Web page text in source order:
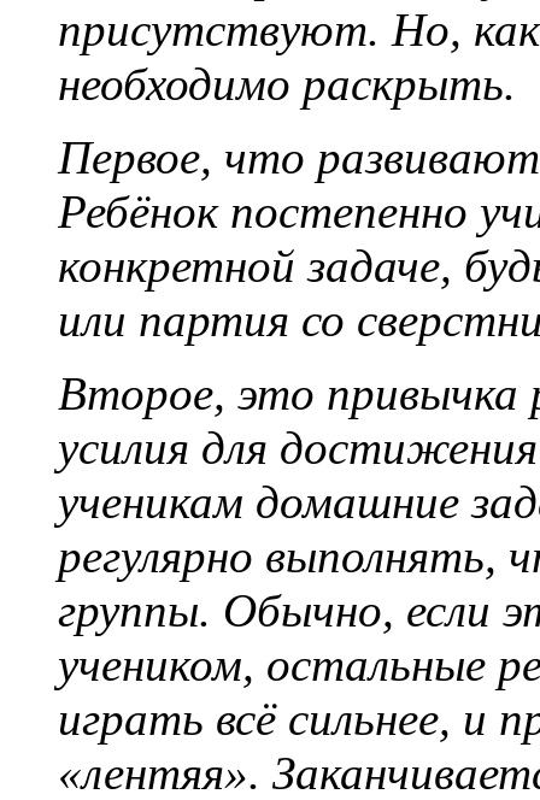
присутствуют. Но,
необходимо раскрыть.
Первое, что
Ребёнок постепенно
конкретной задаче,
или партия со
Второе, это привычка
усилия для
ученикам домашние
регулярно
группы. Обычно, если
учеником, остальные
играть всё сильнее, и
«лентяя».